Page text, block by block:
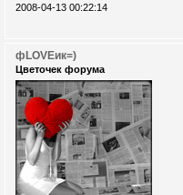
2008-04-13 00:22:14
фLOVEик=)
Цветочек форума